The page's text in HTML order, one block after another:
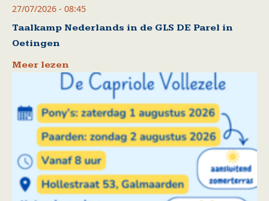
27/07/2026 - 08:45
Taalkamp Nederlands in de GLS DE Parel in
Oetingen
Meer lezen